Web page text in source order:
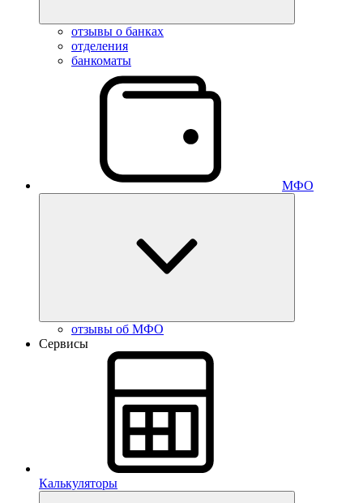
отзывы о банках
отделения
банкоматы
МФО
отзывы об МФО
Сервисы
Калькуляторы